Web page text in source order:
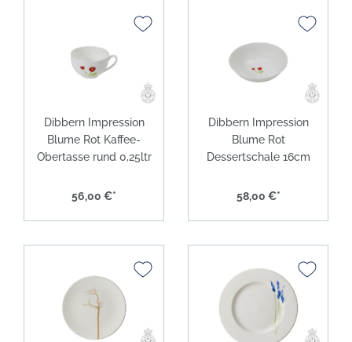
Dibbern Impression
Blume Rot Kaffee-
Obertasse rund 0,25ltr
56,00 €*
Dibbern Impression
Blume Rot
Dessertschale 16cm
58,00 €*